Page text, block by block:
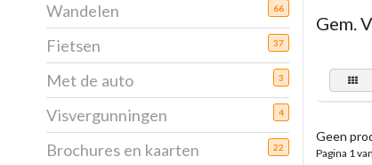
Wandelen 66
Fietsen 37
Met de auto 3
Visvergunningen 4
Brochures en kaarten 22
Gem.
Geen
Pagina 1